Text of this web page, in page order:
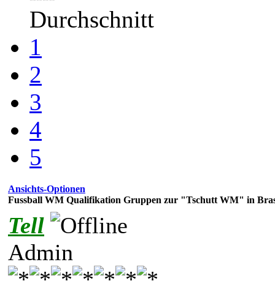
Durchschnitt
1
2
3
4
5
Ansichts-Optionen
Fussball WM Qualifikation Gruppen zur "Tschutt WM" in
Tell
Admin